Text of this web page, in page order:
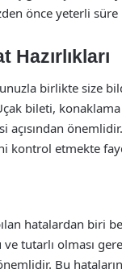
önce yeterli süre
Hazırlıkları
birlikte size
bileti,
kontrol etmekte
hatalardan biri
tutarlı olması
Bu